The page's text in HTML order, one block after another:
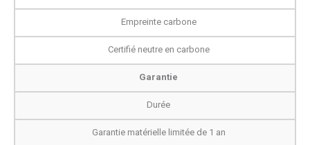
Empreinte carbone
Certifié neutre en carbone
Garantie
Durée
Garantie matérielle limitée de 1 an